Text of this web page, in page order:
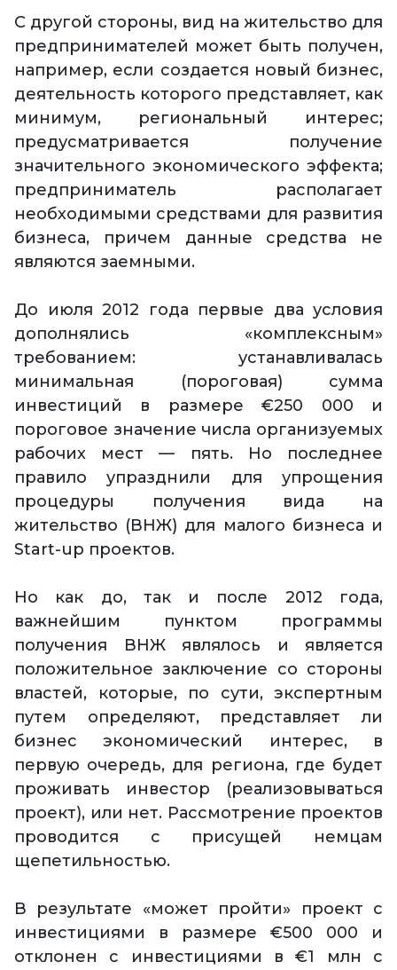
С другой стороны, вид на жительство для
предпринимателей может быть получен,
например, если создается новый бизнес,
деятельность которого представляет, как
минимум, региональный интерес;
предусматривается получение
значительного экономического эффекта;
предприниматель располагает
необходимыми средствами для развития
бизнеса, причем данные средства не
являются заемными.
До июля 2012 года первые два условия
дополнялись «комплексным»
требованием: устанавливалась
минимальная (пороговая) сумма
инвестиций в размере €250 000 и
пороговое значение числа организуемых
рабочих мест — пять. Но последнее
правило упразднили для упрощения
процедуры получения вида на
жительство (ВНЖ) для малого бизнеса и
Start-up проектов.
Но как до, так и после 2012 года,
важнейшим пунктом программы
получения ВНЖ являлось и является
положительное заключение со стороны
властей, которые, по сути, экспертным
путем определяют, представляет ли
бизнес экономический интерес, в
первую очередь, для региона, где будет
проживать инвестор (реализовываться
проект), или нет. Рассмотрение проектов
проводится с присущей немцам
щепетильностью.
В результате «может пройти» проект с
инвестициями в размере €500 000 и
отклонен с инвестициями в €1 млн с